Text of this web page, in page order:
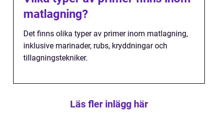
matlagning?
Det finns olika typer av primer inom matlagning,
inklusive marinader, rubs, kryddningar och
tillagningstekniker.
Läs fler inlägg här